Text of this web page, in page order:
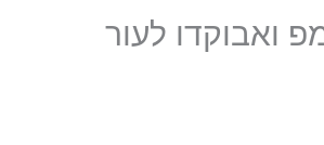
ואבוקדו לעור